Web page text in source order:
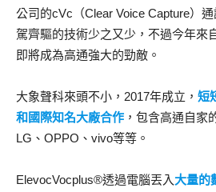
公司的cVc（Clear Voice Capture）
駕齊驅的技術少之又少，不過今年來
即將成為高通強大的勁敵。
大象聲科來頭不小，2017年成立， 短
和國際知名大廠合作 ，包含高通自家
LG、OPPO、vivo等等。
ElevocVocplus®透過電腦丟入 大量的